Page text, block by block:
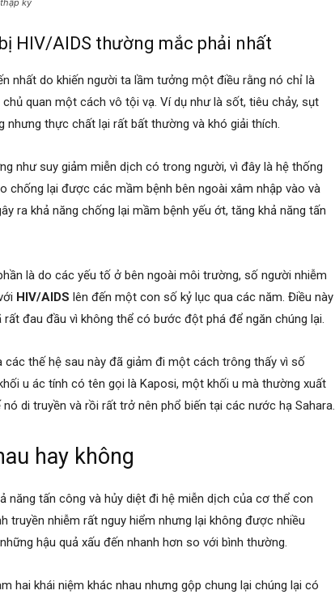
kỷ
HIV/AIDS thường mắc phải nhất
nhất do khiến người ta lầm tưởng một điều rằng nó chỉ là
quan một cách vô tội vạ. Ví dụ như là sốt, tiêu chảy, sụt
nhưng thực chất lại rất bất thường và khó giải thích.
như suy giảm miễn dịch có trong người, vì đây là hệ thống
chống lại được các mầm bệnh bên ngoài xâm nhập vào và
ra khả năng chống lại mầm bệnh yếu ớt, tăng khả năng tấn
là do các yếu tố ở bên ngoài môi trường, số người nhiễm
HIV/AIDS lên đến một con số kỷ lục qua các năm. Điều này
đau đầu vì không thể có bước đột phá để ngăn chúng lại.
thế hệ sau này đã giảm đi một cách trông thấy vì số
u ác tính có tên gọi là Kaposi, một khối u mà thường xuất
di truyền và rồi rất trở nên phổ biến tại các nước hạ Sahara.
hay không
năng tấn công và hủy diệt đi hệ miễn dịch của cơ thể con
truyền nhiễm rất nguy hiểm nhưng lại không được nhiều
hậu quả xấu đến nhanh hơn so với bình thường.
hai khái niệm khác nhau nhưng gộp chung lại chúng lại có